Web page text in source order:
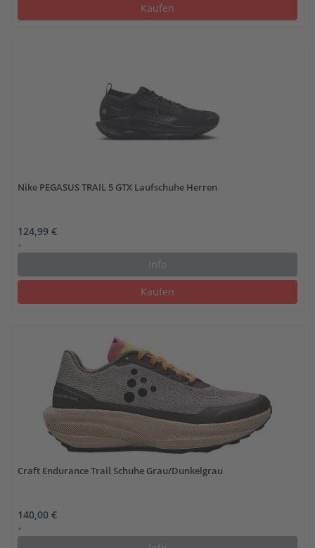
Kaufen
Nike PEGASUS TRAIL 5 GTX Laufschuhe Herren
124,99 €
*
Info
Kaufen
Craft Endurance Trail Schuhe Grau/Dunkelgrau
140,00 €
*